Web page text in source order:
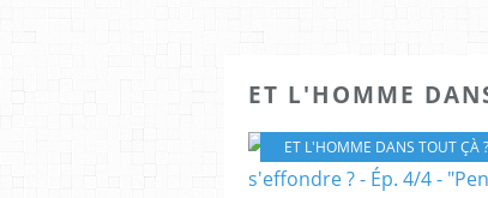
ET L'HOMME
ET L'HOMME DANS TOUT ÇÀ ?